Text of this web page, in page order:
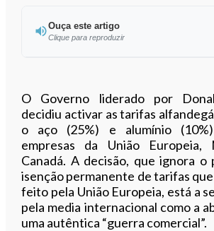
Ouça este artigo
Clique para reproduzir
O Governo liderado por
decidiu activar as tarifas
o aço (25%) e alumínio
empresas da União Europeia,
Canadá. A decisão, que ignora o
isenção permanente de tarifas
feito pela União Europeia, está a
pela media internacional como a
uma autêntica “guerra comercial”.